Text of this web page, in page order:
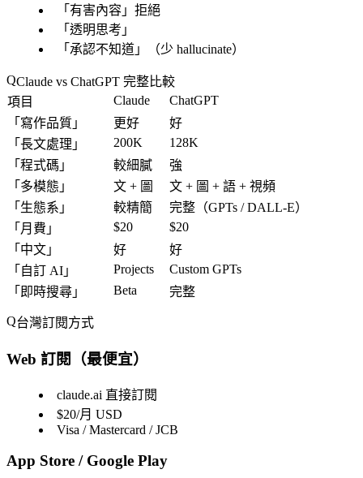
「 有害內容 」拒絕
「 透明思考 」
「 承認不知道 」（少 hallucinate）
Claude vs ChatGPT 完整比較
項目
Claude
ChatGPT
「 寫作品質 」 更好
好
「 長文處理 」 200K
128K
「 程式碼 」 較細膩
強
「 多模態 」 文 + 圖
文 + 圖 + 語 + 視頻
「 生態系 」 較精簡 完整 （GPTs / DALL-E）
「 月費 」 $20
$20
「 中文 」 好
好
「 自訂 AI 」 Projects
Custom GPTs
「 即時搜尋 」 Beta 完整
台灣訂閱方式
Web 訂閱（最便宜）
claude.ai 直接訂閱
$20/月 USD
Visa / Mastercard / JCB
App Store / Google Play